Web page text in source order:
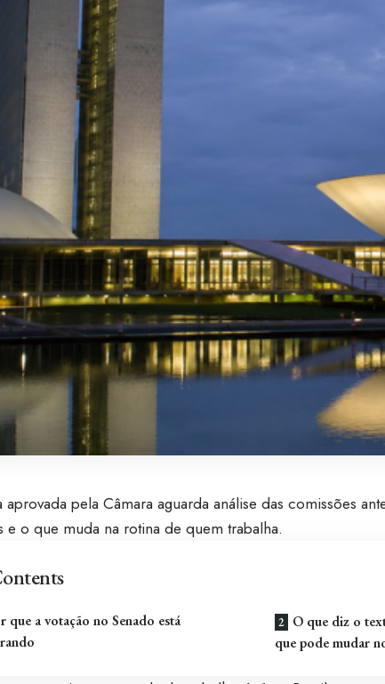
aprovada pela Câmara aguarda análise das comissões
e o que muda na rotina de quem trabalha.
que a votação no Senado está
O que diz o
que pode mudar